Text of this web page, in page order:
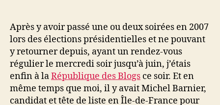
République
des
Blogs
Après y avoir passé une ou deux soirées en 2007
lors des élections présidentielles et ne pouvant
y retourner depuis, ayant un rendez-vous
régulier le mercredi soir jusqu’à juin, j’étais
enfin à laRépublique des Blogs ce soir. Et en
même temps que moi, il y avait Michel Barnier,
candidat et tête de liste en Île-de-France pour